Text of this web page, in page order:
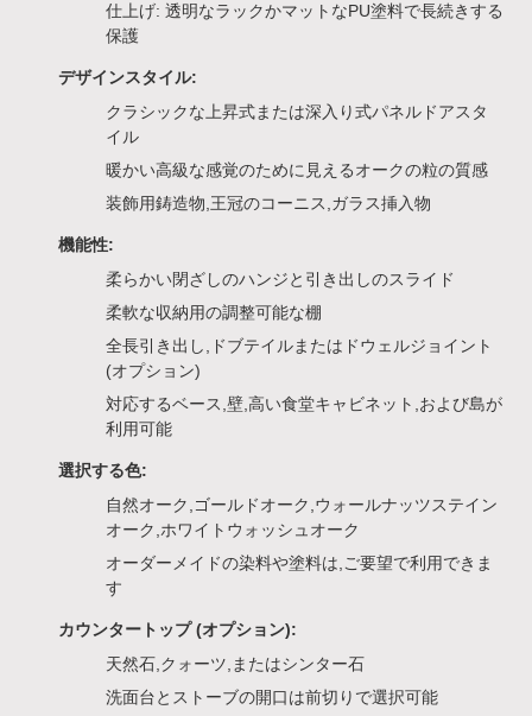
仕上げ: 透明なラックかマットなPU塗料で長続きする
保護
デザインスタイル:
クラシックな上昇式または深入り式パネルドアスタ
イル
暖かい高級な感覚のために見えるオークの粒の質感
装飾用鋳造物,王冠のコーニス,ガラス挿入物
機能性:
柔らかい閉ざしのハンジと引き出しのスライド
柔軟な収納用の調整可能な棚
全長引き出し,ドブテイルまたはドウェルジョイント
(オプション)
対応するベース,壁,高い食堂キャビネット,および島が
利用可能
選択する色:
自然オーク,ゴールドオーク,ウォールナッツステイン
オーク,ホワイトウォッシュオーク
オーダーメイドの染料や塗料は,ご要望で利用できま
す
カウンタートップ (オプション):
天然石,クォーツ,またはシンター石
洗面台とストーブの開口は前切りで選択可能